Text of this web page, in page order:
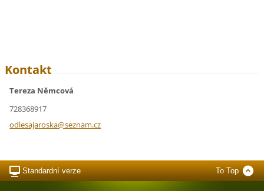
Kontakt
Tereza Němcová
728368917
odlesajaroska@seznam.cz
Standardní verze To Top